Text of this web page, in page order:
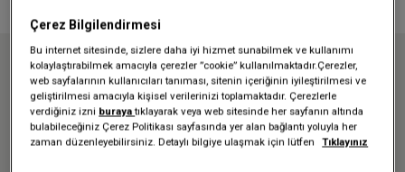
Anasayfa Sırt Çantaları
Okul çantaları
OUT OF OFFICE CLASH BURGUNDY SIRT ÇANTASI
OUT OF OFFICE CLASH
BURGUNDY SIRT ÇANTASI
Çerez Bilgilendirmesi
Bu internet sitesinde, sizlere daha iyi hizmet sunabilmek ve kullanımı
kolaylaştırabilmek amacıyla çerezler ”cookie” kullanılmaktadır.Çerezler,
web sayfalarının kullanıcıları tanıması, sitenin içeriğinin iyileştirilmesi ve
geliştirilmesi amacıyla kişisel verilerinizi toplamaktadır. Çerezlerle
verdiğiniz izni burayatıklayarak veya web sitesinde her sayfanın altında
bulabileceğiniz Çerez Politikası sayfasında yer alan bağlantı yoluyla her
zaman düzenleyebilirsiniz. Detaylı bilgiye ulaşmak için lütfen
Tıklayınız